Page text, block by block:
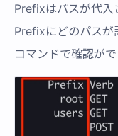
Prefixはパスが代入
Prefixにどのパスが
コマンドで確認がで